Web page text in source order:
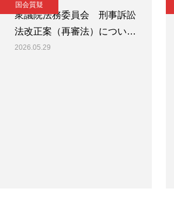
国会質疑
衆議院法務委員会 刑事訴訟
法改正案（再審法）につい…
2026.05.29